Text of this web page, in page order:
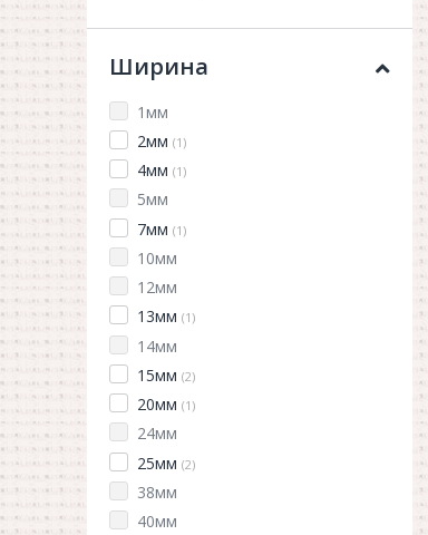
Ширина
1мм
2мм (1)
4мм (1)
5мм
7мм (1)
10мм
12мм
13мм (1)
14мм
15мм (2)
20мм (1)
24мм
25мм (2)
38мм
40мм